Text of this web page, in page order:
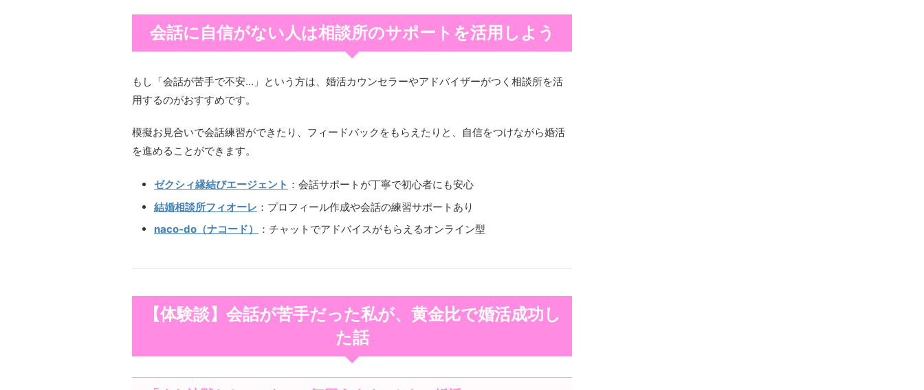
会話に自信がない人は相談所のサポートを活用しよう
もし「会話が苦手で不安…」という方は、婚活カウンセラーやアドバイザーがつく相談所を活
用するのがおすすめです。
模擬お見合いで会話練習ができたり、フィードバックをもらえたりと、自信をつけながら婚活
を進めることができます。
ゼクシィ縁結びエージェント ：会話サポートが丁寧で初心者にも安心
結婚相談所フィオーレ ：プロフィール作成や会話の練習サポートあり
naco-do（ナコード）
：チャットでアドバイスがもらえるオンライン型
【体験談】会話が苦手だった私が、黄金比で婚活成功し
た話